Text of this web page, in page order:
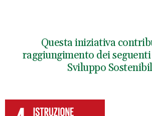
Questa iniziativa
raggiungimento dei
Sviluppo